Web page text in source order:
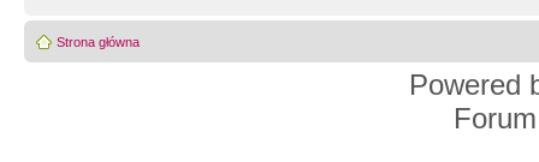
Strona główna
Powered